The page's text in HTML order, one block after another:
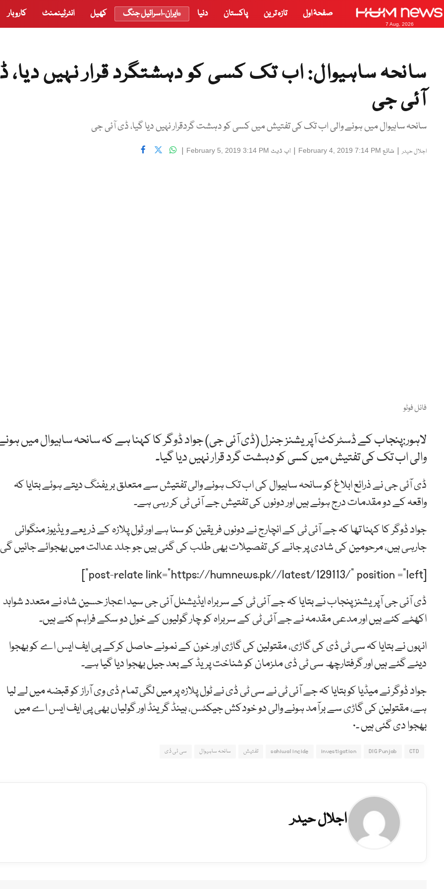
7 Aug, 2026
صفحۂ اول تازہ ترین پاکستان دنیا ایران-اسرائیل جنگ کھیل انٹرٹینمنٹ کاروبار
سانحہ ساہیوال: اب تک کسی کو دہشتگرد قرار نہیں دیا،
آئی جی
سانحہ ساہیوال میں ہونے والی اب تک کی تفتیش میں کسی کو دہشت گردقرار نہیں دیا گیا، ڈی آئی جی
اجلال حیدر| شائع February 4, 2019 7:14 PM
| اپ ڈیٹ February 5, 2019 3:14 PM
|
فائل فوٹو
لاہور:پنجاب کے ڈسٹرکٹ آپریشنز جنرل (ڈی آئی جی) جواد ڈوگر کا کہنا ہے کہ سانحہ ساہیوال میں
والی اب تک کی تفتیش میں کسی کو دہشت گرد قرار نہیں دیا گیا۔
ڈی آئی جی نے ذرائع ابلاغ کو سانحہ ساہیوال کی اب تک ہونے والی تفتیش سے متعلق بریفنگ دیتے ہوئے بتایا کہ
واقعہ کے دو مقدمات درج ہوئے ہیں اور دونوں کی تفتیش جے آئی ٹی کر رہی ہے۔
جواد ڈوگر کا کہنا تھا کہ جے آئی ٹی کے انچارج نے دونوں فریقین کو سنا ہے اور ٹول پلازہ کے ذریعے ویڈیوز منگوائی
جارہی ہیں، مرحومین کی شادی پر جانے کی تفصیلات بھی طلب کی گئی ہیں جو جلد عدالت میں بھجوائے جائیں
[post-relate link=”https://humnews.pk//latest/129113/” position =”left”]
ڈی آئی جی آپریشنز پنجاب نے بتایا کہ جے آئی ٹی کے سربراہ ایڈیشنل آئی جی سید اعجاز حسین شاہ نے متعدد شواہد
اکھٹے کئے ہیں اور مدعی مقدمہ نے جے آئی ٹی کے سربراہ کو چار گولیوں کے خول دو سکے فراہم کئے ہیں۔
انہوں نے بتایا کہ سی ٹی ڈی کی گاڑی، مقتولین کی گاڑی اور خون کے نمونے حاصل کرکے پی ایف ایس اے کو بھجوا
دیئے گئے ہیں اور گرفتارچھ سی ٹی ڈی ملزمان کو شناخت پریڈ کے بعد جیل بھجوا دیا گیا ہے۔
جواد ڈوگر نے میڈیا کو بتایا کہ جے آئی ٹی نے سی ٹی ڈی نے ٹول پلازہ پر میں لگی تمام ڈی وی آراز کو قبضہ میں لے لیا
ہے، مقتولین کی گاڑی سے برآمد ہونے والی دو خودکش جیکٹس، ہینڈ گرینڈ اور گولیاں بھی پی ایف ایس اے میں
بھجوا دی گئی ہیں ۔۰
CTD
DIG Punjab
investigation
sahiwal incide تفتیش سانحہ ساہیوال سی ٹی ڈی
اجلال حیدر